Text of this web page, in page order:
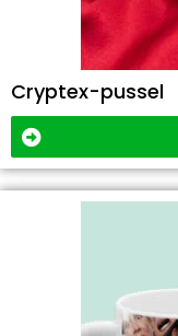
Cryptex-pussel